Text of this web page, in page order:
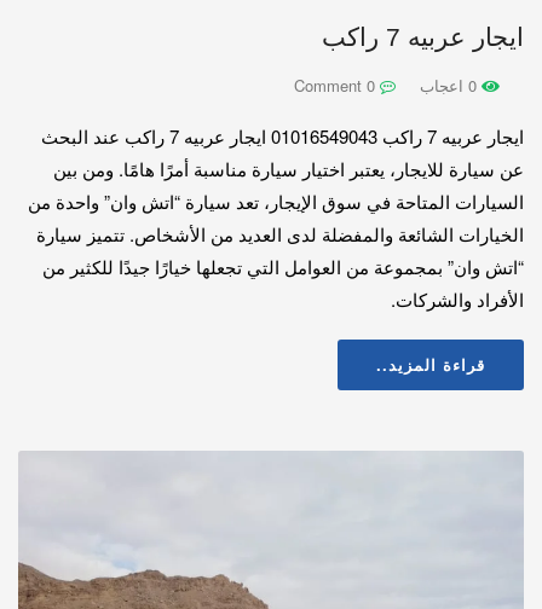
ايجار عربيه 7 راكب
ايجار عربيه 7 راكب 01016549043 ايجار عربيه 7 راكب عند البحث
عن سيارة للايجار، يعتبر اختيار سيارة مناسبة أمرًا هامًا. ومن بين
السيارات المتاحة في سوق الإيجار، تعد سيارة “اتش وان” واحدة من
الخيارات الشائعة والمفضلة لدى العديد من الأشخاص. تتميز سيارة
“اتش وان” بمجموعة من العوامل التي تجعلها خيارًا جيدًا للكثير من
الأفراد والشركات.
قراءة المزيد..